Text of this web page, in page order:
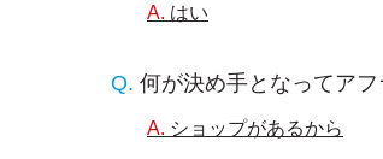
はい
何が決め手となってア
ショップがあるから